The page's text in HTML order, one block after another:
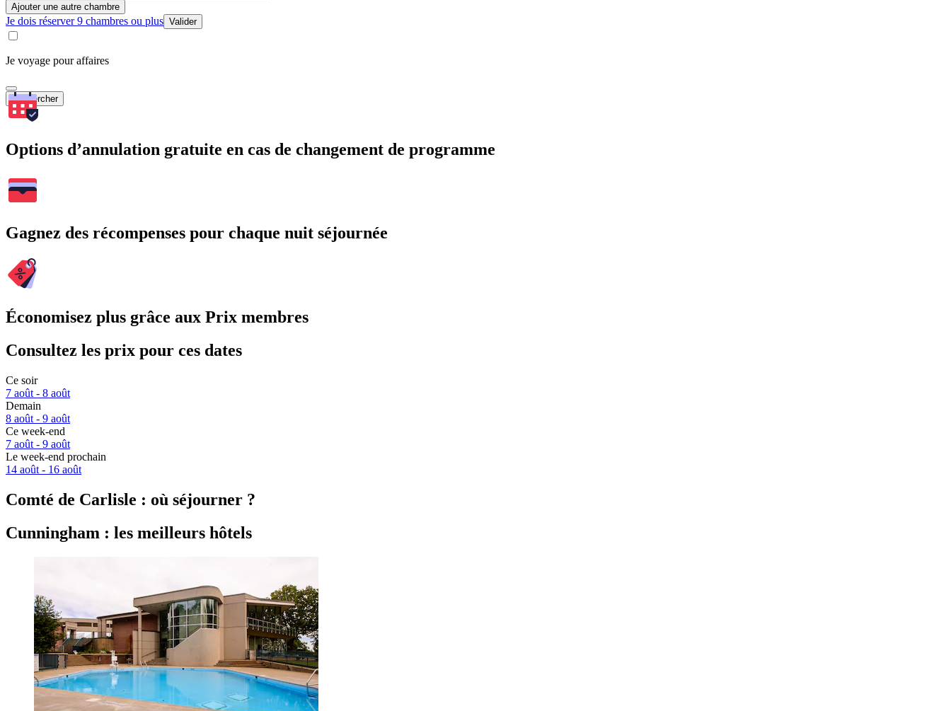
Ajouter une autre chambre
Je dois réserver 9 chambres ou plus Valider
Je voyage pour affaires
Rechercher
Options d’annulation gratuite en cas de changement de programme
Gagnez des récompenses pour chaque nuit séjournée
Économisez plus grâce aux Prix membres
Consultez les prix pour ces dates
Ce soir
7 août - 8 août
Demain
8 août - 9 août
Ce week-end
7 août - 9 août
Le week-end prochain
14 août - 16 août
Comté de Carlisle : où séjourner ?
Cunningham : les meilleurs hôtels